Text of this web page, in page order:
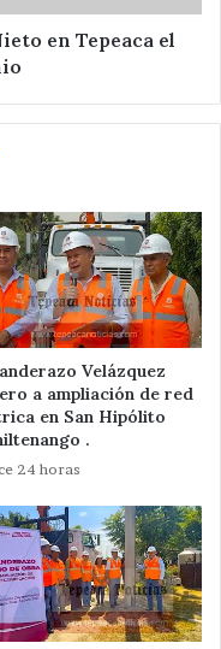
en Tepeaca el
Velázquez
a ampliación de red
en San Hipólito
.
24 horas